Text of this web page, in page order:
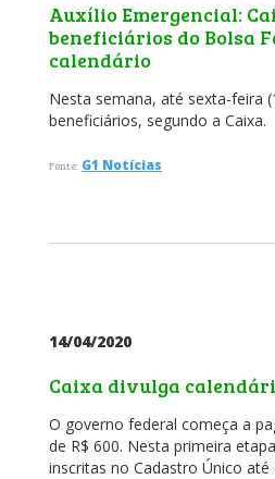
Auxílio Emergencial:
beneficiários do Bolsa
calendário
Nesta semana, até sexta-feira
beneficiários, segundo a Caixa.
Fonte: G1 Notícias
14/04/2020
Caixa divulga
O governo federal começa a
de R$ 600. Nesta primeira
inscritas no Cadastro Único